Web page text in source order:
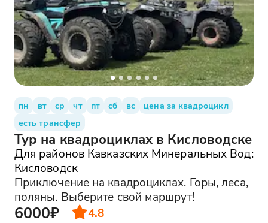
пн вт ср чт пт сб вс
цена за квадроцикл
есть трансфер
Тур на квадроциклах в Кисловодске
Для районов Кавказских Минеральных Вод:
Кисловодск
Приключение на квадроциклах. Горы, леса,
поляны. Выберите свой маршрут!
6000₽ 4.8